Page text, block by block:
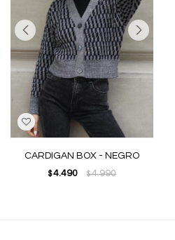
CARDIGAN BOX - NEGRO
$ 4.490 $4.990